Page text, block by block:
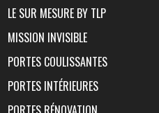
LE SUR MESURE BY TLP
MISSION INVISIBLE
PORTES COULISSANTES
PORTES INTÉRIEURES